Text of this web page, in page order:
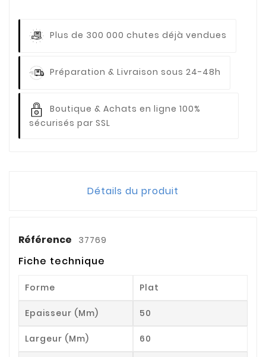
Plus de 300 000 chutes déjà vendues
Préparation & Livraison sous 24-48h
Boutique & Achats en ligne 100%
sécurisés par SSL
Détails du produit
Référence 37769
Fiche technique
Forme Plat
Epaisseur (mm) 50
Largeur (mm) 60